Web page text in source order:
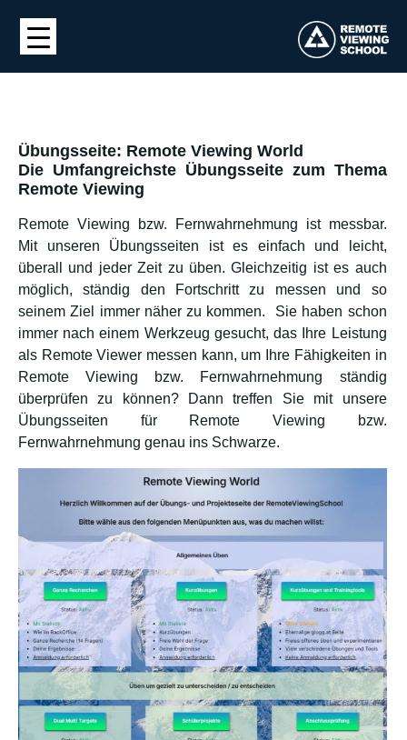
Übungsseite: Remote Viewing World
Die Umfangreichste Übungsseite zum Thema
Remote Viewing
Remote Viewing bzw. Fernwahrnehmung ist messbar.
Mit unseren Übungsseiten ist es einfach und leicht,
überall und jeder Zeit zu üben. Gleichzeitig ist es auch
möglich, ständig den Fortschritt zu messen und so
seinem Ziel immer näher zu kommen. Sie haben schon
immer nach einem Werkzeug gesucht, das Ihre Leistung
als Remote Viewer messen kann, um Ihre Fähigkeiten in
Remote Viewing bzw. Fernwahrnehmung ständig
überprüfen zu können? Dann treffen Sie mit unsere
Übungsseiten für Remote Viewing bzw.
Fernwahrnehmung genau ins Schwarze.